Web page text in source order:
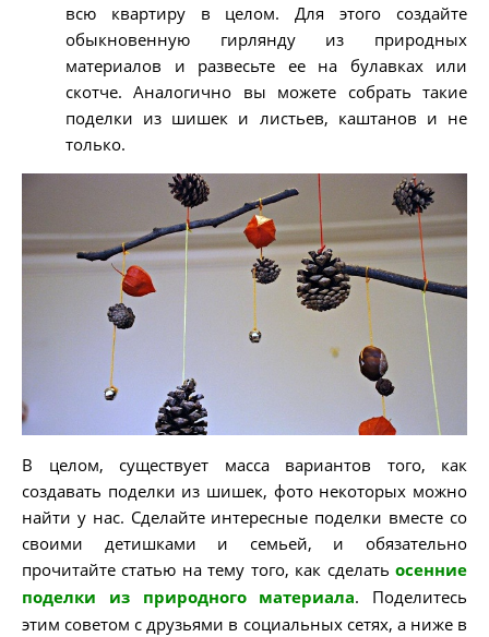
всю квартиру в целом. Для этого создайте
обыкновенную гирлянду из природных
материалов и развесьте ее на булавках или
скотче. Аналогично вы можете собрать такие
поделки из шишек и листьев, каштанов и не
только.
В целом, существует масса вариантов того, как
создавать поделки из шишек, фото некоторых можно
найти у нас. Сделайте интересные поделки вместе со
своими детишками и семьей, и обязательно
прочитайте статью на тему того, как сделать осенние
поделки из природного материала. Поделитесь
этим советом с друзьями в социальных сетях, а ниже в